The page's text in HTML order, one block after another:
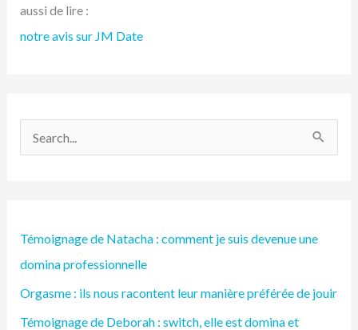
aussi de lire :
notre avis sur JM Date
e
r
c
h
Témoignage de Natacha : comment je suis devenue une
domina professionnelle
Orgasme : ils nous racontent leur manière préférée de jouir
Témoignage de Deborah : switch, elle est domina et